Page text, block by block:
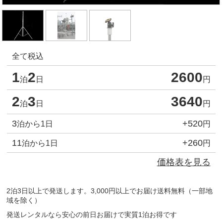
全て税込
1泊2 日 2600円
2泊3 日 3640円
3泊から1日 +520円
11泊から1日 +260円
価格表を見る
2泊3日以上で発送します。3,000円以上でお届け送料無料（一部地
域を除く）
発送レンタルなら安心の前日お届けで実質1泊お得です